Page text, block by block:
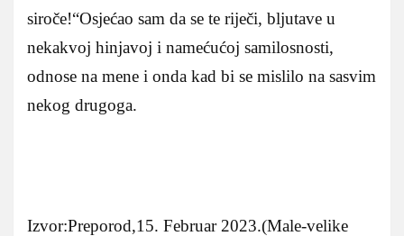
siroče!“Osjećao sam da se te riječi, bljutave u
nekakvoj hinjavoj i namećućoj samilosnosti,
odnose na mene i onda kad bi se mislilo na sasvim
nekog drugoga.
Izvor:Preporod,15. Februar 2023.(Male-velike